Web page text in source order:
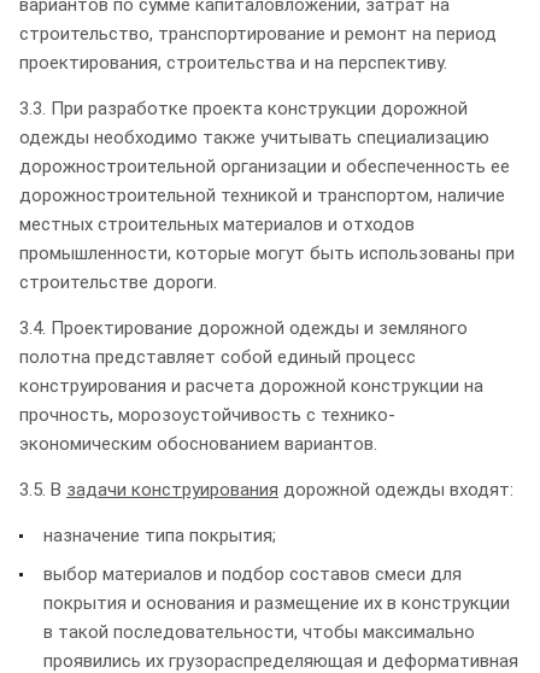
вариантов по сумме капиталовложений, затрат на
строительство, транспортирование и ремонт на период
проектирования, строительства и на перспективу.
3.3. При разработке проекта конструкции дорожной
одежды необходимо также учитывать специализацию
дорожностроительной организации и обеспеченность ее
дорожностроительной техникой и транспортом, наличие
местных строительных материалов и отходов
промышленности, которые могут быть использованы при
строительстве дороги.
3.4. Проектирование дорожной одежды и земляного
полотна представляет собой единый процесс
конструирования и расчета дорожной конструкции на
прочность, морозоустойчивость с технико-
экономическим обоснованием вариантов.
3.5. В задачи конструирования дорожной одежды входят:
назначение типа покрытия;
выбор материалов и подбор составов смеси для
покрытия и основания и размещение их в конструкции
в такой последовательности, чтобы максимально
проявились их грузораспределяющая и деформативная